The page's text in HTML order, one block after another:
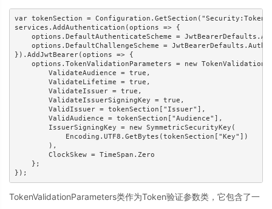
var tokenSection =
services.AddAuthentication(options => {
options.DefaultAuthenticateScheme =
options.DefaultChallengeScheme =
}).AddJwtBearer(options => {
options.TokenValidationParameters = new
        ValidateAudience = true,
        ValidateLifetime = true,
        ValidateIssuer = true,
        ValidateIssuerSigningKey = true,
        ValidIssuer = tokenSection["Issuer"],
        ValidAudience = tokenSection["Audience"],
        IssuerSigningKey = new SymmetricSecurityKey(
            Encoding.UTF8.GetBytes(tokenSection["Key"])
        ),
        ClockSkew = TimeSpan.Zero
    };
TokenValidationParameters类作为Token验证参数类，它包含了一